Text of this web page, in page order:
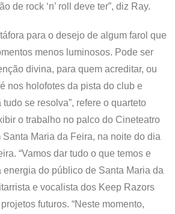
de rock ‘n’ roll deve ter”, diz Ray.
para o desejo de algum farol que
menos luminosos. Pode ser
divina, para quem acreditar, ou
nos holofotes da pista do club e
se resolva”, refere o quarteto
o trabalho no palco do Cineteatro
Maria da Feira, na noite do dia
“Vamos dar tudo o que temos e
do público de Santa Maria da
e vocalista dos Keep Razors
futuros. “Neste momento,